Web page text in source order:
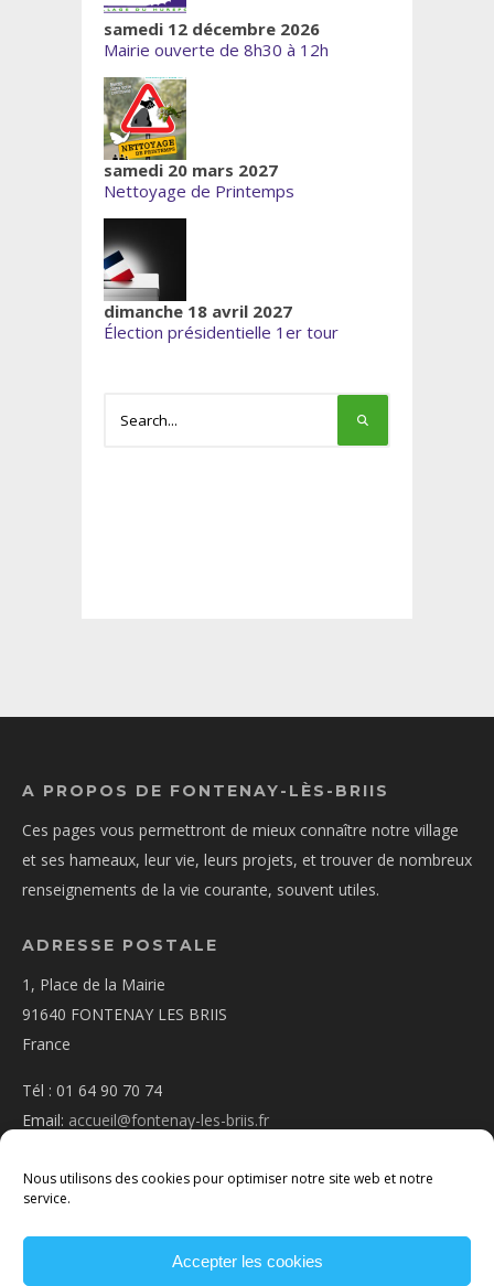
Nous utilisons des cookies pour optimiser notre site web et notre
service.
Accepter les cookies
samedi 12 décembre 2026
Mairie ouverte de 8h30 à 12h
samedi 20 mars 2027
Nettoyage de Printemps
dimanche 18 avril 2027
Élection présidentielle 1er tour
A PROPOS DE FONTENAY-LÈS-BRIIS
Ces pages vous permettront de mieux connaître notre village
et ses hameaux, leur vie, leurs projets, et trouver de nombreux
renseignements de la vie courante, souvent utiles.
ADRESSE POSTALE
1, Place de la Mairie
91640 FONTENAY LES BRIIS
France
Tél : 01 64 90 70 74
Email: accueil@fontenay-les-briis.fr
NOUS CONTACTER